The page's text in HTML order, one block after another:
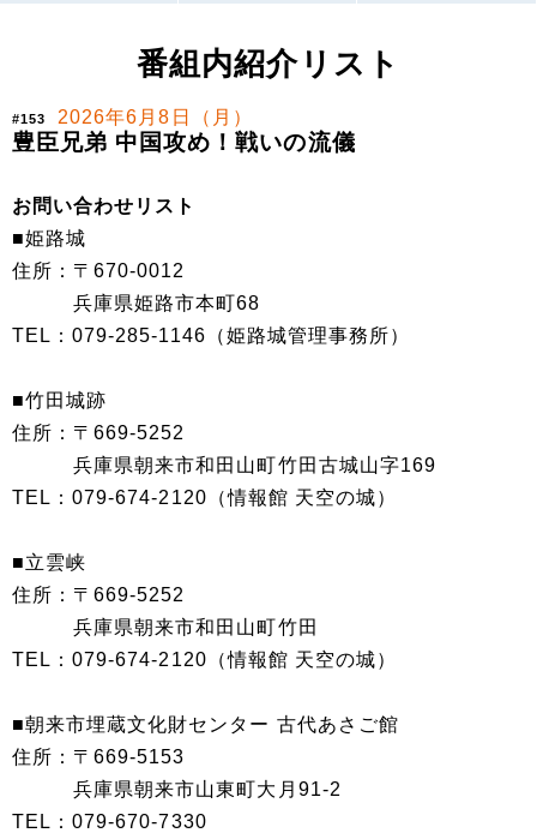
番組内紹介リスト
#153 2026年6月8日（月）
豊臣兄弟 中国攻め！戦いの流儀
お問い合わせリスト
■姫路城
住所：〒670-0012
兵庫県姫路市本町68
TEL：079-285-1146（姫路城管理事務所）
■竹田城跡
住所：〒669-5252
兵庫県朝来市和田山町竹田古城山字169
TEL：079-674-2120（情報館 天空の城）
■立雲峡
住所：〒669-5252
兵庫県朝来市和田山町竹田
TEL：079-674-2120（情報館 天空の城）
■朝来市埋蔵文化財センター 古代あさご館
住所：〒669-5153
兵庫県朝来市山東町大月91-2
TEL：079-670-7330